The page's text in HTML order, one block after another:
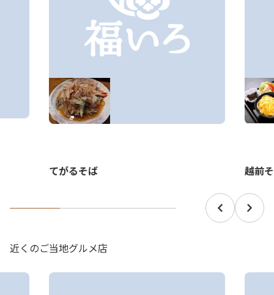
てがるそば 越前
近くのご当地グルメ店